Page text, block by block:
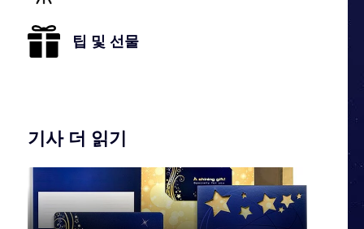
팁 및 선물
기사 더 읽기